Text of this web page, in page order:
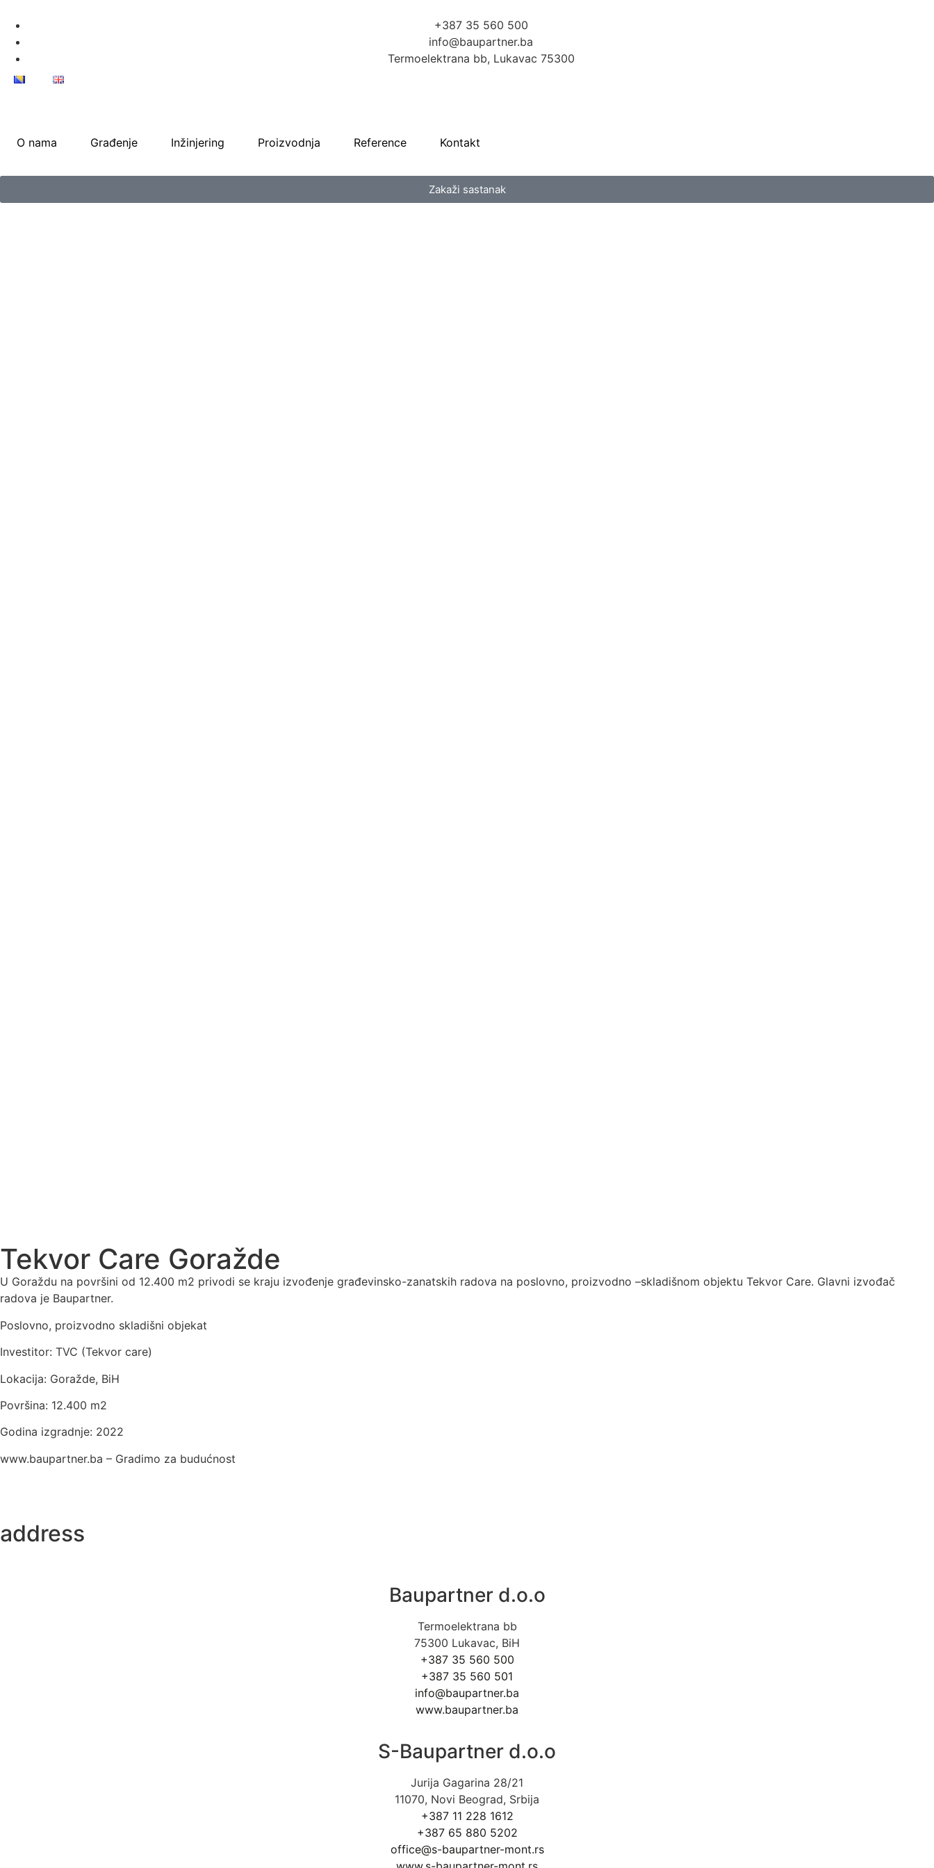
+387 35 560 500
info@baupartner.ba
Termoelektrana bb, Lukavac 75300
O nama Građenje Inžinjering Proizvodnja Reference Kontakt
Zakaži sastanak
Tekvor Care Goražde
U Goraždu na površini od 12.400 m2 privodi se kraju izvođenje građevinsko-zanatskih radova na poslovno, proizvodno –skladišnom objektu Tekvor Care. Glavni izvođač
radova je Baupartner.
Poslovno, proizvodno skladišni objekat
Investitor: TVC (Tekvor care)
Lokacija: Goražde, BiH
Površina: 12.400 m2
Godina izgradnje: 2022
www.baupartner.ba – Gradimo za budućnost
address
Baupartner d.o.o
Termoelektrana bb
75300 Lukavac, BiH
+387 35 560 500
+387 35 560 501
info@baupartner.ba
www.baupartner.ba
S-Baupartner d.o.o
Jurija Gagarina 28/21
11070, Novi Beograd, Srbija
+387 11 228 1612
+387 65 880 5202
office@s-baupartner-mont.rs